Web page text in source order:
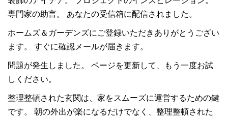
専門家の助言。 あなたの受信箱に配信されました。
ホームズ＆ガーデンズにご登録いただきありがとうござい
ます。 すぐに確認メールが届きます。
問題が発生しました。 ページを更新して、もう一度お試
しください。
整理整頓された玄関は、家をスムーズに運営するための鍵
です。 朝の外出が楽になるだけでなく、整理整頓された